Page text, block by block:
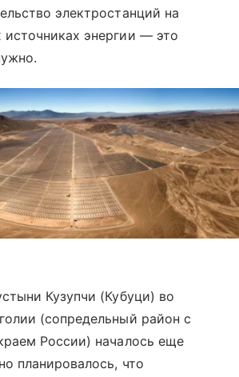
электростанций на
источниках энергии — это
Кузупчи (Кубуци) во
(сопредельный район с
России) началось еще
планировалось, что